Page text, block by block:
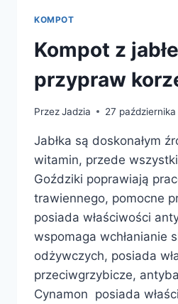
KOMPOT
Kompot z
przypraw
PrzezJadzia 27 października
Jabłka są doskonałym
witamin, przede
Goździki poprawiają
trawiennego, pomocne
posiada właściwości
wspomaga wchłanianie
odżywczych, posiada
przeciwgrzybicze,
Cynamon posiada